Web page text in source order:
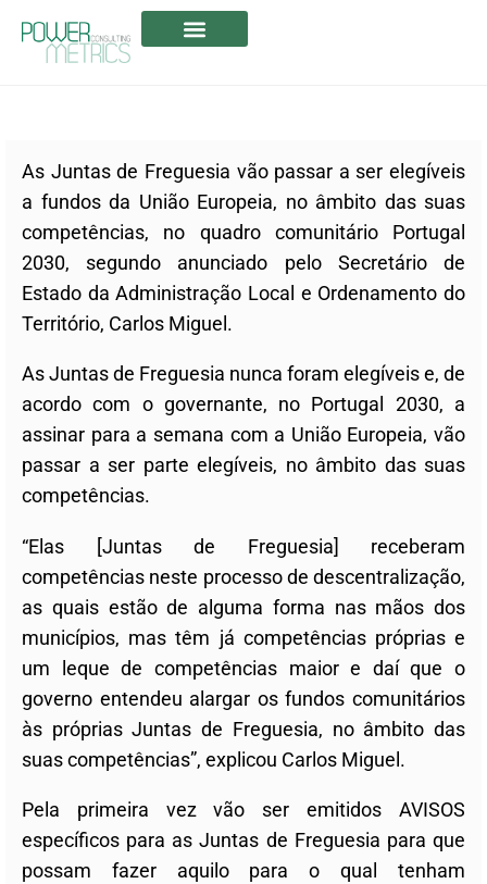
As Juntas de Freguesia vão passar a ser elegíveis
a fundos da União Europeia, no âmbito das suas
competências, no quadro comunitário Portugal
2030, segundo anunciado pelo Secretário de
Estado da Administração Local e Ordenamento do
Território, Carlos Miguel.
As Juntas de Freguesia nunca foram elegíveis e, de
acordo com o governante, no Portugal 2030, a
assinar para a semana com a União Europeia, vão
passar a ser parte elegíveis, no âmbito das suas
competências.
“Elas [Juntas de Freguesia] receberam
competências neste processo de descentralização,
as quais estão de alguma forma nas mãos dos
municípios, mas têm já competências próprias e
um leque de competências maior e daí que o
governo entendeu alargar os fundos comunitários
às próprias Juntas de Freguesia, no âmbito das
suas competências”, explicou Carlos Miguel.
Pela primeira vez vão ser emitidos AVISOS
específicos para as Juntas de Freguesia para que
possam fazer aquilo para o qual tenham